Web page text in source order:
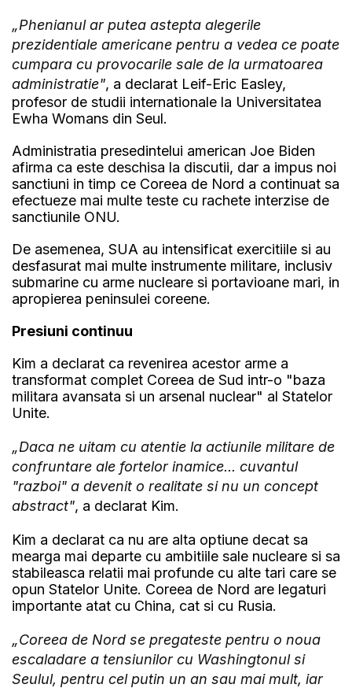
„Phenianul ar putea astepta alegerile
prezidentiale americane pentru a vedea ce poate
cumpara cu provocarile sale de la urmatoarea
administratie", a declarat Leif-Eric Easley,
profesor de studii internationale la Universitatea
Ewha Womans din Seul.
Administratia presedintelui american Joe Biden
afirma ca este deschisa la discutii, dar a impus noi
sanctiuni in timp ce Coreea de Nord a continuat sa
efectueze mai multe teste cu rachete interzise de
sanctiunile ONU.
De asemenea, SUA au intensificat exercitiile si au
desfasurat mai multe instrumente militare, inclusiv
submarine cu arme nucleare si portavioane mari, in
apropierea peninsulei coreene.
Presiuni continuu
Kim a declarat ca revenirea acestor arme a
transformat complet Coreea de Sud intr-o "baza
militara avansata si un arsenal nuclear" al Statelor
Unite.
„Daca ne uitam cu atentie la actiunile militare de
confruntare ale fortelor inamice... cuvantul
"razboi" a devenit o realitate si nu un concept
abstract", a declarat Kim.
Kim a declarat ca nu are alta optiune decat sa
mearga mai departe cu ambitiile sale nucleare si sa
stabileasca relatii mai profunde cu alte tari care se
opun Statelor Unite. Coreea de Nord are legaturi
importante atat cu China, cat si cu Rusia.
„Coreea de Nord se pregateste pentru o noua
escaladare a tensiunilor cu Washingtonul si
Seulul, pentru cel putin un an sau mai mult, iar